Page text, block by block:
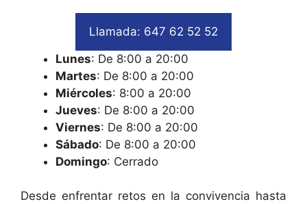
Llamada: 647 62 52 52
Lunes: De 8:00 a 20:00
Martes: De 8:00 a 20:00
Miércoles: 8:00 a 20:00
Jueves: De 8:00 a 20:00
Viernes: De 8:00 a 20:00
Sábado: De 8:00 a 20:00
Domingo: Cerrado
Desde enfrentar retos en la convivencia hasta